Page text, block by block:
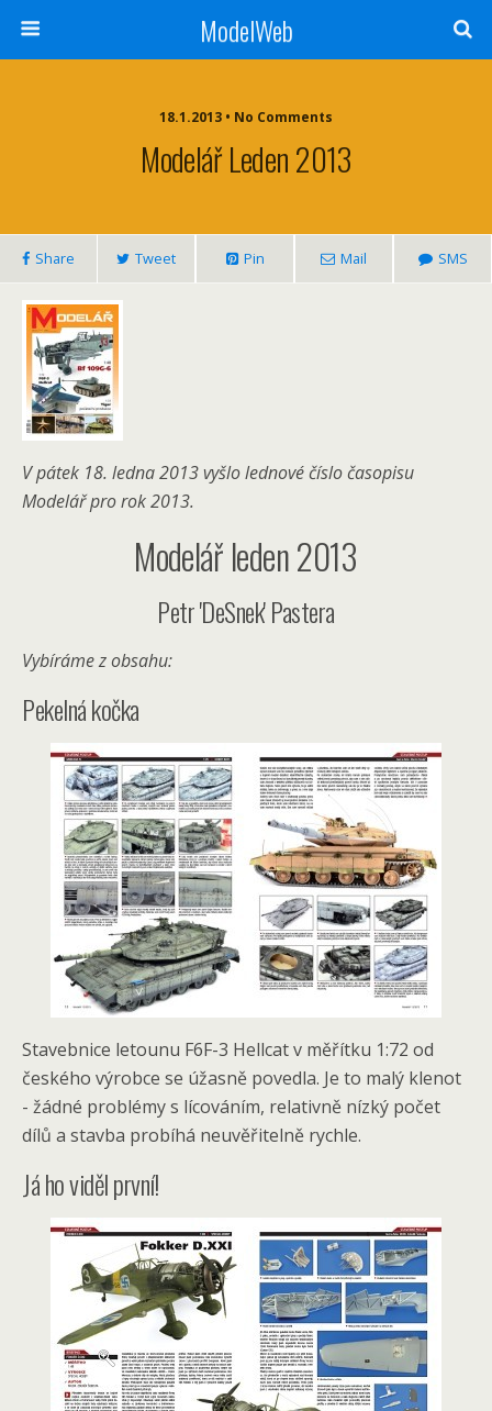
ModelWeb
18.1.2013 • No Comments
Modelář Leden 2013
Share Tweet Pin Mail SMS
V pátek 18. ledna 2013 vyšlo lednové číslo časopisu
Modelář pro rok 2013.
Modelář leden 2013
Petr 'DeSnek' Pastera
Vybíráme z obsahu:
Pekelná kočka
Stavebnice letounu F6F-3 Hellcat v měřítku 1:72 od
českého výrobce se úžasně povedla. Je to malý klenot
- žádné problémy s lícováním, relativně nízký počet
dílů a stavba probíhá neuvěřitelně rychle.
Já ho viděl první!